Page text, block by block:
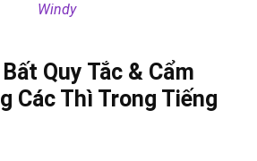
Windy
Quy Tắc & Cẩm
Các Thì Trong Tiếng